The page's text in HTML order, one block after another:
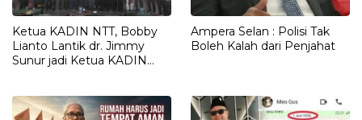
Ketua KADIN NTT, Bobby
Lianto Lantik dr. Jimmy
Sunur jadi Ketua KADIN
Ampera Selan : Polisi Tak
Boleh Kalah dari Penjahat